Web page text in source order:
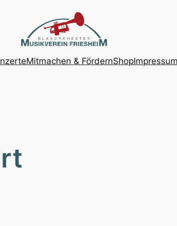
Mitmachen & FördernShop